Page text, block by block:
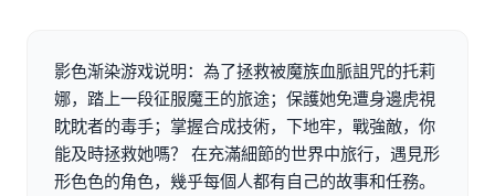
影色渐染游戏说明：為了拯救被魔族血脈詛咒的托莉
娜，踏上一段征服魔王的旅途；保護她免遭身邊虎視
眈眈者的毒手；掌握合成技術，下地牢，戰強敵，你
能及時拯救她嗎？ 在充滿細節的世界中旅行，遇見形
形色色的角色，幾乎每個人都有自己的故事和任務。